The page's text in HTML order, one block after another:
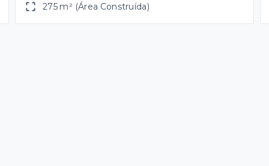
275 m² (Área Construída)